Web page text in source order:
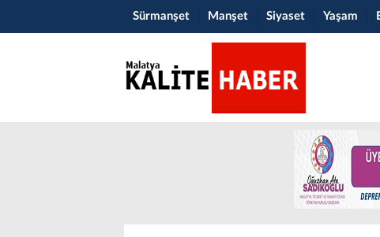
Sürmanşet Manşet Siyaset Yaşam